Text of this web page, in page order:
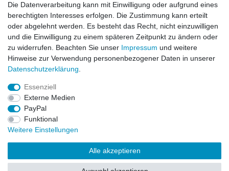
Die Datenverarbeitung kann mit Einwilligung oder aufgrund eines
berechtigten Interesses erfolgen. Die Zustimmung kann erteilt
oder abgelehnt werden. Es besteht das Recht, nicht einzuwilligen
und die Einwilligung zu einem späteren Zeitpunkt zu ändern oder
zu widerrufen. Beachten Sie unser Impressum und weitere
Hinweise zur Verwendung personenbezogener Daten in unserer
Daten­schutz­erklärung
Essenziell
Externe Medien
PayPal
Funktional
Weitere Einstellungen
Alle akzeptieren
Vertrag widerrufen Kontakt
Die Datenverarbeitung kann mit Einwilligung oder aufgrund eines
berechtigten Interesses erfolgen. Die Zustimmung kann erteilt
oder abgelehnt werden. Es besteht das Recht, nicht einzuwilligen
und die Einwilligung zu einem späteren Zeitpunkt zu ändern oder
zu widerrufen. Beachten Sie unser Impressum und weitere
Hinweise zur Verwendung personenbezogener Daten in unserer
Daten­schutz­erklärung
Essenziell
Externe Medien
PayPal
Funktional
Weitere Einstellungen
Alle akzeptieren
Impressum
Barrierefreiheitserklärung